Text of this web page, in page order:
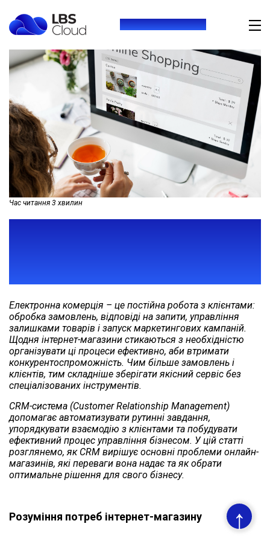
+380 (73) 416 54 69
↑
Час читання 3 хвилин
Електронна комерція – це постійна робота з клієнтами:
обробка замовлень, відповіді на запити, управління
залишками товарів і запуск маркетингових кампаній.
Щодня інтернет-магазини стикаються з необхідністю
організувати ці процеси ефективно, аби втримати
конкурентоспроможність. Чим більше замовлень і
клієнтів, тим складніше зберігати якісний сервіс без
спеціалізованих інструментів.
CRM-система (Customer Relationship Management)
допомагає автоматизувати рутинні завдання,
упорядкувати взаємодію з клієнтами та побудувати
ефективний процес управління бізнесом. У цій статті
розглянемо, як CRM вирішує основні проблеми онлайн-
магазинів, які переваги вона надає та як обрати
оптимальне рішення для свого бізнесу.
Розуміння потреб інтернет-магазину